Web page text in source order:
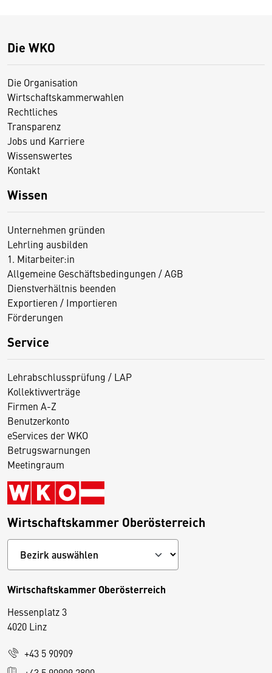
Die WKO
Die Organisation
Wirtschaftskammerwahlen
Rechtliches
Transparenz
Jobs und Karriere
Wissenswertes
Kontakt
Wissen
Unternehmen gründen
Lehrling ausbilden
1. Mitarbeiter:in
Allgemeine Geschäftsbedingungen / AGB
Dienstverhältnis beenden
Exportieren / Importieren
Förderungen
Service
Lehrabschlussprüfung / LAP
Kollektivverträge
Firmen A-Z
Benutzerkonto
eServices der WKO
Betrugswarnungen
Meetingraum
Wirtschaftskammer Oberösterreich
Wirtschaftskammer Oberösterreich
Hessenplatz 3
4020 Linz
+43 5 90909
D